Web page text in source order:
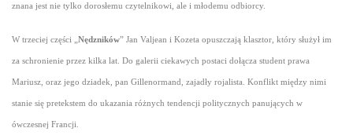
znana jest nie tylko dorosłemu czytelnikowi, ale i młodemu odbiorcy.
W trzeciej części „ Nędzników” Jan Valjean i Kozeta opuszczają klasztor, który służył im
za schronienie przez kilka lat. Do galerii ciekawych postaci dołącza student prawa
Mariusz, oraz jego dziadek, pan Gillenormand, zajadły rojalista. Konflikt między nimi
stanie się pretekstem do ukazania różnych tendencji politycznych panujących w
ówczesnej Francji.